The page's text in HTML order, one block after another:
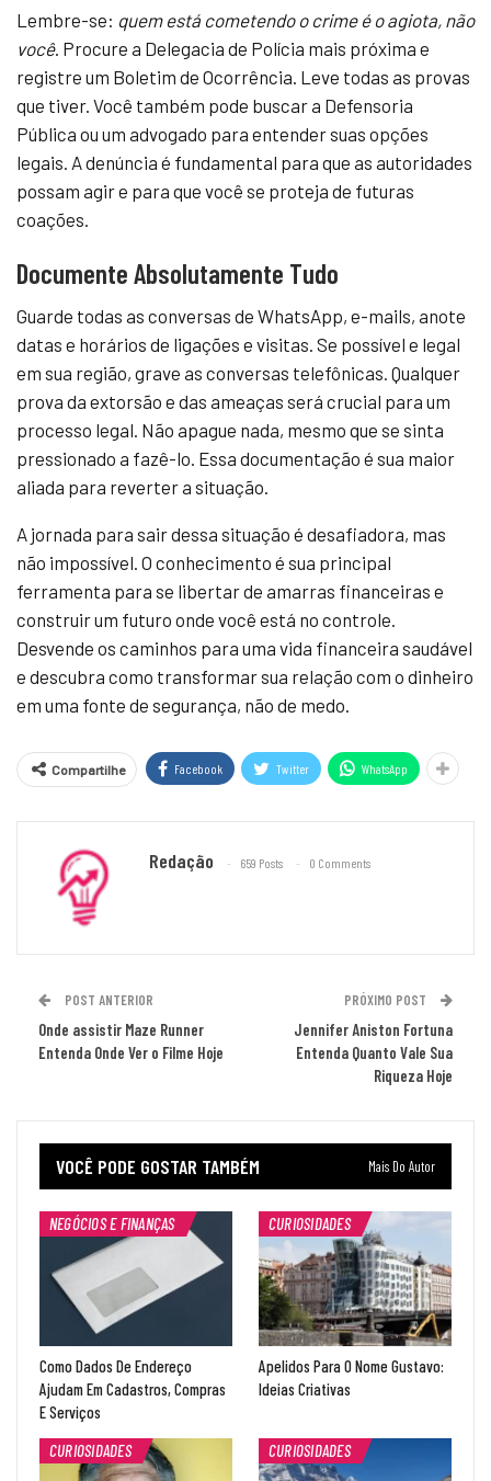
Lembre-se: quem está cometendo o crime é o agiota, não
você. Procure a Delegacia de Polícia mais próxima e
registre um Boletim de Ocorrência. Leve todas as provas
que tiver. Você também pode buscar a Defensoria
Pública ou um advogado para entender suas opções
legais. A denúncia é fundamental para que as autoridades
possam agir e para que você se proteja de futuras
coações.
Documente Absolutamente Tudo
Guarde todas as conversas de WhatsApp, e-mails, anote
datas e horários de ligações e visitas. Se possível e legal
em sua região, grave as conversas telefônicas. Qualquer
prova da extorsão e das ameaças será crucial para um
processo legal. Não apague nada, mesmo que se sinta
pressionado a fazê-lo. Essa documentação é sua maior
aliada para reverter a situação.
A jornada para sair dessa situação é desafiadora, mas
não impossível. O conhecimento é sua principal
ferramenta para se libertar de amarras financeiras e
construir um futuro onde você está no controle.
Desvende os caminhos para uma vida financeira saudável
e descubra como transformar sua relação com o dinheiro
em uma fonte de segurança, não de medo.
Compartilhe Facebook Twitter WhatsApp
Redação 659 Posts 0 Comments
POST ANTERIOR
Onde assistir Maze Runner
Entenda Onde Ver o Filme Hoje
PRÓXIMO POST
Jennifer Aniston Fortuna
Entenda Quanto Vale Sua
Riqueza Hoje
VOCÊ PODE GOSTAR TAMBÉM Mais Do Autor
NEGÓCIOS E FINANÇAS
Como Dados De Endereço
Ajudam Em Cadastros, Compras
E Serviços
CURIOSIDADES
Apelidos Para O Nome Gustavo:
Ideias Criativas
CURIOSIDADES CURIOSIDADES